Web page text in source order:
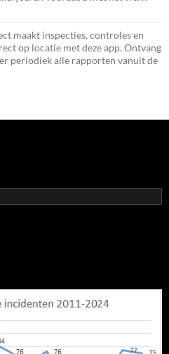
maakt inspecties, controles en
op locatie met deze app. Ontvang
periodiek alle rapporten vanuit de